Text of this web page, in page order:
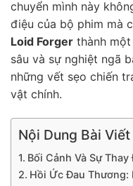
chuyển mình này
điệu của bộ phim mà
Loid Forger thành
sâu và sự nghiệt ngã
những vết sẹo chiến
vật chính.
Nội Dung Bài Viết
Bối Cảnh Và Sự
Hồi Ức Đau Thương: